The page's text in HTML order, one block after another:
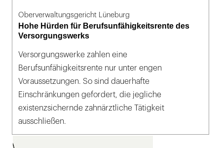
Oberverwaltungsgericht Lüneburg
Hohe Hürden für Berufsunfähigkeitsrente des
Versorgungswerks
Versorgungswerke zahlen eine
Berufsunfähigkeitsrente nur unter engen
Voraussetzungen. So sind dauerhafte
Einschränkungen gefordert, die jegliche
existenzsichernde zahnärztliche Tätigkeit
ausschließen.